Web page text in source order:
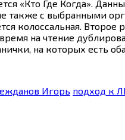
«Кто Где Когда».
также с выбранными
колоссальная.
на чтение
на которых есть
Игорь подход к